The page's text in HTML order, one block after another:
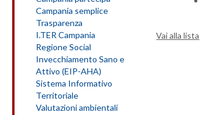
Campania semplice
Trasparenza
I.TER Campania
Regione Social
Invecchiamento Sano e
Attivo (EIP-AHA)
Sistema Informativo
Territoriale
Valutazioni ambientali
Vai alla lista